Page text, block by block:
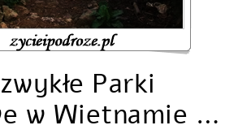
Parki
w Wietnamie …